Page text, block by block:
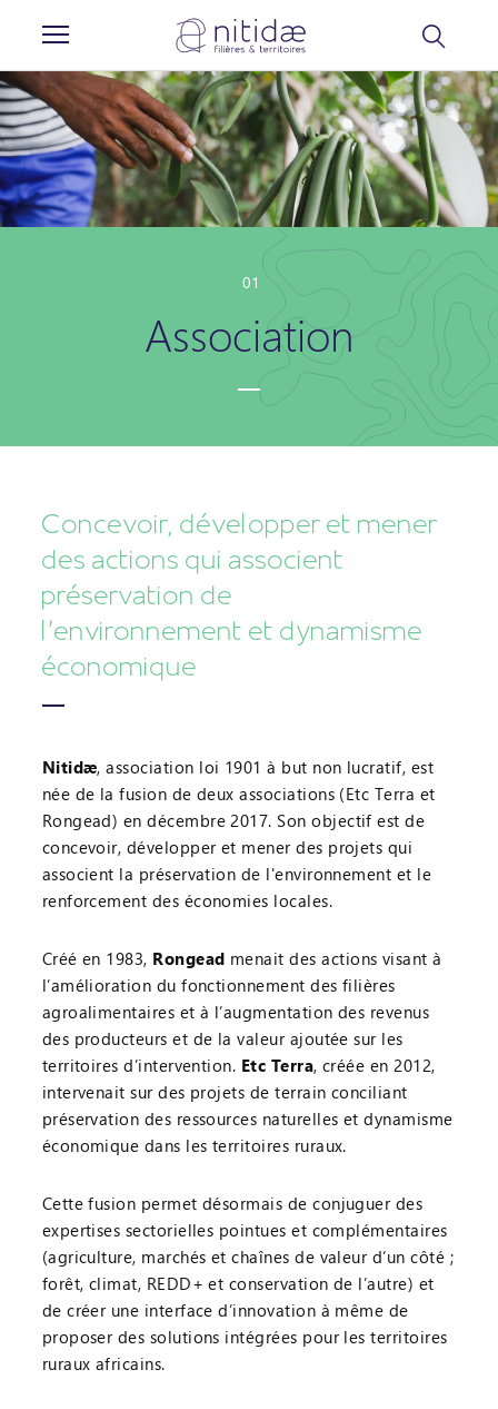
01
Association
Concevoir, développer et mener
des actions qui associent
préservation de
l'environnement et dynamisme
économique
Nitidæ, association loi 1901 à but non lucratif, est
née de la fusion de deux associations (Etc Terra et
Rongead) en décembre 2017. Son objectif est de
concevoir, développer et mener des projets qui
associent la préservation de l'environnement et le
renforcement des économies locales.
Créé en 1983, Rongead menait des actions visant à
l’amélioration du fonctionnement des filières
agroalimentaires et à l’augmentation des revenus
des producteurs et de la valeur ajoutée sur les
territoires d’intervention. Etc Terra, créée en 2012,
intervenait sur des projets de terrain conciliant
préservation des ressources naturelles et dynamisme
économique dans les territoires ruraux.
Cette fusion permet désormais de conjuguer des
expertises sectorielles pointues et complémentaires
(agriculture, marchés et chaînes de valeur d’un côté ;
forêt, climat, REDD+ et conservation de l’autre) et
de créer une interface d’innovation à même de
proposer des solutions intégrées pour les territoires
ruraux africains.
Panneau de gestion des cookies